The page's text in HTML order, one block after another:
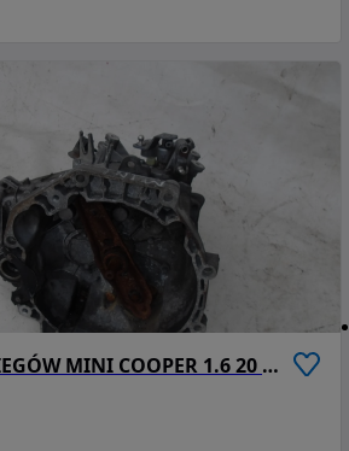
SKRZYNIA BIEGÓW MINI COOPER 1.6 20 F-VAT